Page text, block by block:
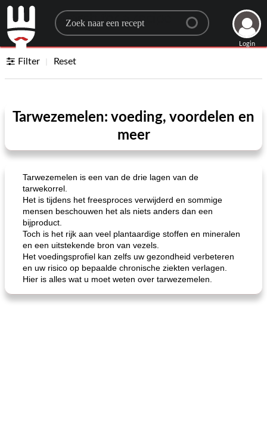
Search for a recipe
Login
Filter Reset
Tarwezemelen: voeding, voordelen en
meer
Tarwezemelen is een van de drie lagen van de
tarwekorrel.
Het is tijdens het freesproces verwijderd en sommige
mensen beschouwen het als niets anders dan een
bijproduct.
Toch is het rijk aan veel plantaardige stoffen en mineralen
en een uitstekende bron van vezels.
Het voedingsprofiel kan zelfs uw gezondheid verbeteren
en uw risico op bepaalde chronische ziekten verlagen.
Hier is alles wat u moet weten over tarwezemelen.